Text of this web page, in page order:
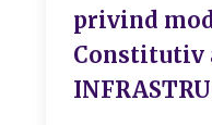
privind
Constitutiv